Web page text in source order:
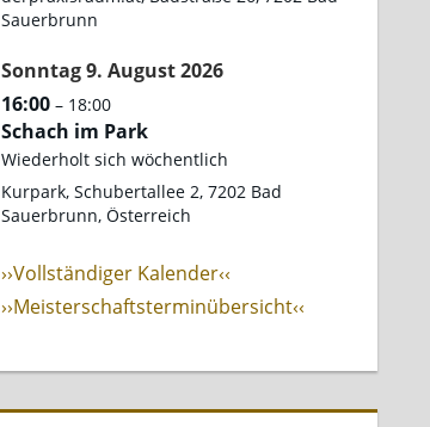
Sauerbrunn
Sonntag9. August2026
16:00 – 18:00
Schach im Park
Wiederholt sich wöchentlich
Kurpark, Schubertallee 2, 7202 Bad
Sauerbrunn, Österreich
››Vollständiger Kalender‹‹
››Meisterschaftsterminübersicht‹‹